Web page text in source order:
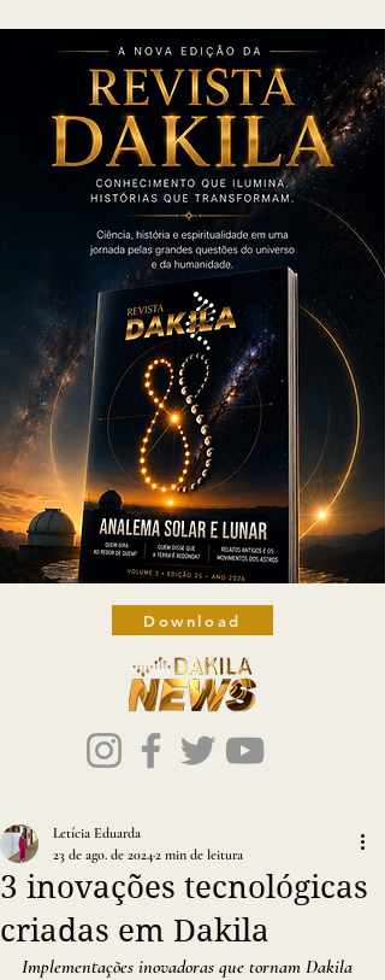
Download
3 inovações tecnológicas
criadas em Dakila
Letícia Eduarda
23 de ago. de 20242 min de leitura
Implementações inovadoras que tornam Dakila